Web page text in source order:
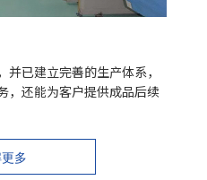
已建立完善的生产体系，
，还能为客户提供成品后续
多